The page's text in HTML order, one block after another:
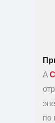
A
по